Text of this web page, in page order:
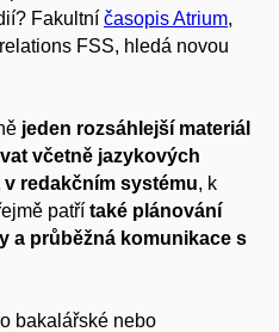
Fakultní časopis Atrium,
FSS, hledá novou
jeden rozsáhlejší materiál
včetně jazykových
redakčním systému, k
patří také plánování
a průběžná komunikace s
bakalářské nebo